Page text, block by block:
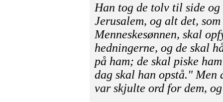
Han tog de tolv til side
Jerusalem, og alt det,
Menneskesønnen, skal
hedningerne, og de skal
på ham; de skal piske
dag skal han opstå." Men
var skjulte ord for dem,